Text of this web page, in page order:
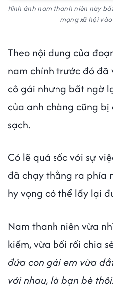
Hình ảnh nam thanh niên này
mạng xã hội
Theo nội dung của
nam chính trước đó
cô gái nhưng bất ngờ
của anh chàng cũng bị
sạch.
Có lẽ quá sốc với sự
đã chạy thẳng ra phía
hy vọng có thể lấy lại
Nam thanh niên vừa
kiếm, vừa bối rối chia
đứa con gái em vừa
với nhau, là bạn bè